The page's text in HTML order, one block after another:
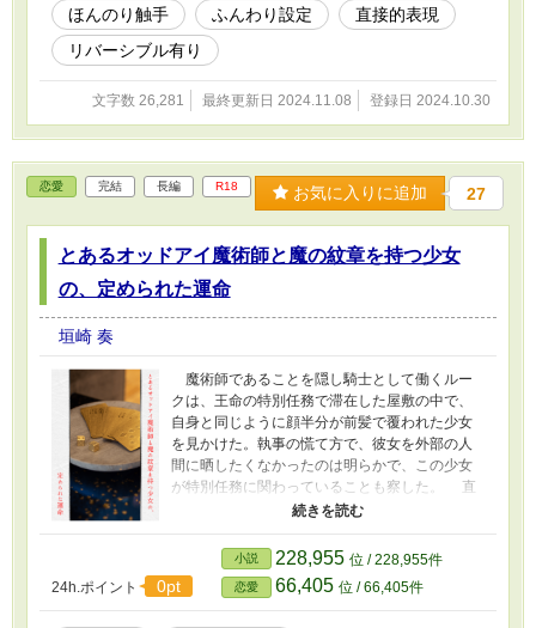
ほんのり触手
ふんわり設定
直接的表現
リバーシブル有り
文字数 26,281 最終更新日 2024.11.08 登録日 2024.10.30
恋愛 完結 長編 R18 お気に入りに追加 27
とあるオッドアイ魔術師と魔の紋章を持つ少女
の、定められた運命
垣崎 奏
魔術師であることを隠し騎士として働くルー
クは、王命の特別任務で滞在した屋敷の中で、
自身と同じように顔半分が前髪で覆われた少女
を見かけた。執事の慌て方で、彼女を外部の人
間に晒したくなかったのは明らかで、この少女
が特別任務に関わっていることも察した。 直
接姿を確認した彼女を探すために、ルークは自
身に変身魔術を掛けた。子犬の姿になると、強
烈な甘い匂いを感じ戸惑うが、むしろルークの
好きな香りだった。 その少女についてルーク
が出した結論は、番だった。魔術師は番がいれ
ば、魔力増強ができるようになる。魔術の元と
24h.ポイント 0pt
小説 228,955 位 / 228,955件
恋愛 66,405 位 / 66,405件